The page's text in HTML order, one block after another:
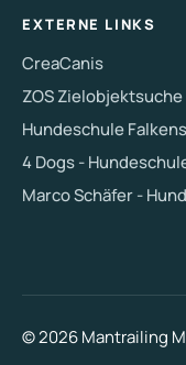
EXTERNE LINKS
CreaCanis
ZOS Zielobjektsuche
Hundeschule
4 Dogs -
Marco Schäfer -
© 2026 Mantrailing